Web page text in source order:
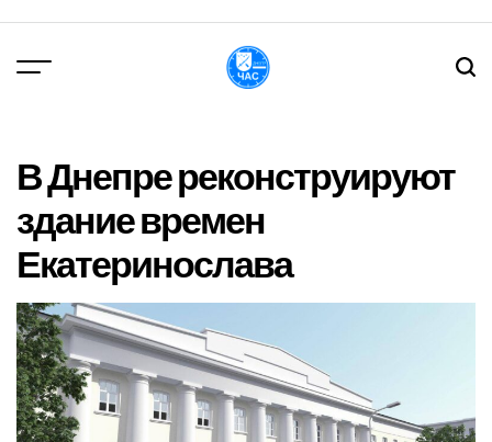
вмісту
В Днепре реконструируют
здание времен
Екатеринослава